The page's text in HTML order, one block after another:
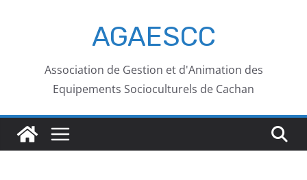
AGAESCC
Association de Gestion et d'Animation des
Equipements Socioculturels de Cachan